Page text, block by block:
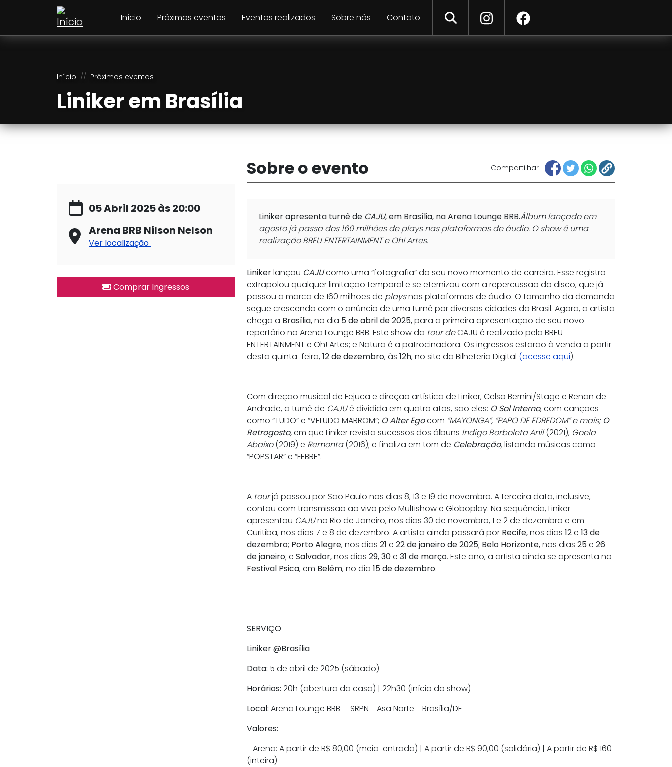
Pular para o conteúdo principal
Início Próximos eventos Eventos realizados Sobre nós Contato
Trilha de navegação
Início Próximos eventos
Liniker em Brasília
05 Abril 2025 às 20:00
Arena BRB Nilson Nelson
Ver localização
Comprar Ingressos
Compartilhar
Sobre o evento
Liniker apresenta turnê de CAJU, em Brasília, na Arena Lounge BRB.Álbum lançado em
agosto já passa dos 160 milhões de plays nas plataformas de áudio. O show é uma
realização BREU ENTERTAINMENT e Oh! Artes.
Linikerlançou CAJUcomo uma “fotografia” do seu novo momento de carreira. Esse registro
extrapolou qualquer limitação temporal e se eternizou com a repercussão do disco, que já
passou a marca de 160 milhões de playsnas plataformas de áudio. O tamanho da demanda
segue crescendo com o anúncio de uma turnê por diversas cidades do Brasil. Agora, a artista
chega a Brasília,no dia 5 de abril de 2025,para a primeira apresentação de seu novo
repertório no Arena Lounge BRB. Este show da tour deCAJU é realizado pela BREU
ENTERTAINMENT e Oh! Artes; e Natura é a patrocinadora. Os ingressos estarão à venda a partir
desta quinta-feira, 12 de dezembro, às 12h, no site da Bilheteria Digital (acesse aqui).
Com direção musical de Fejuca e direção artística de Liniker, Celso Bernini/Stage e Renan de
Andrade, a turnê de CAJUé dividida em quatro atos, são eles: O Sol Interno, com canções
como “TUDO” e “VELUDO MARROM”; O Alter Egocom “MAYONGA”, “PAPO DE EDREDOM” e mais; O
Retrogosto,em que Liniker revista sucessos dos álbuns Indigo Borboleta Anil(2021), Goela
Abaixo(2019) e Remonta(2016); e finaliza em tom de Celebração,listando músicas como
“POPSTAR” e “FEBRE”.
A tourjá passou por São Paulo nos dias 8, 13 e 19 de novembro. A terceira data, inclusive,
contou com transmissão ao vivo pelo Multishow e Globoplay. Na sequência, Liniker
apresentou CAJUno Rio de Janeiro, nos dias 30 de novembro, 1 e 2 de dezembro e em
Curitiba, nos dias 7 e 8 de dezembro. A artista ainda passará por Recife,nos dias 12e 13 de
dezembro; Porto Alegre, nos dias 21 e 22 de janeiro de 2025; Belo Horizonte,nos dias 25e 26
de janeiro; e Salvador,nos dias 29, 30e 31 de março. Este ano, a artista ainda se apresenta no
Festival Psica, em Belém, no dia 15 de dezembro.
SERVIÇO
Liniker @Brasília
Data: 5 de abril de 2025 (sábado)
Horários: 20h (abertura da casa) | 22h30 (início do show)
Local: Arena Lounge BRB - SRPN - Asa Norte - Brasília/DF
Valores:
- Arena: A partir de R$ 80,00 (meia-entrada) | A partir de R$ 90,00 (solidária) | A partir de R$ 160
(inteira)